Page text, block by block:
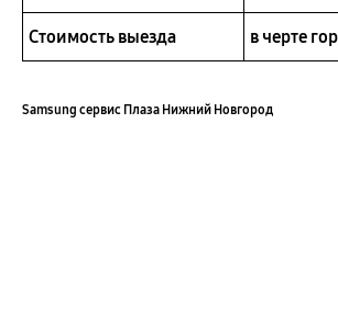
Стоимость выезда в черте
Samsung сервис Плаза Нижний Новгород